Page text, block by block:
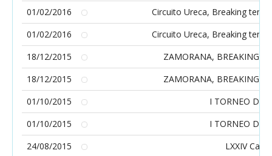
01/02/2016
Circuito Ureca, Breaking
01/02/2016
Circuito Ureca, Breaking
18/12/2015
ZAMORANA, BREAKING
18/12/2015
ZAMORANA, BREAKING
01/10/2015
I TORNEO DE
01/10/2015
I TORNEO DE
24/08/2015
LXXIV